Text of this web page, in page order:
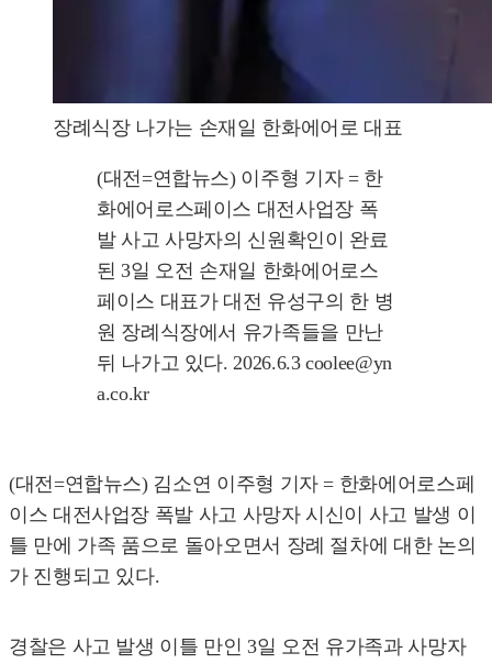
장례식장 나가는 손재일 한화에어로 대표
(대전=연합뉴스) 이주형 기자 = 한
화에어로스페이스 대전사업장 폭
발 사고 사망자의 신원확인이 완료
된 3일 오전 손재일 한화에어로스
페이스 대표가 대전 유성구의 한 병
원 장례식장에서 유가족들을 만난
뒤 나가고 있다. 2026.6.3 coolee@yn
a.co.kr
(대전=연합뉴스) 김소연 이주형 기자 = 한화에어로스페
이스 대전사업장 폭발 사고 사망자 시신이 사고 발생 이
틀 만에 가족 품으로 돌아오면서 장례 절차에 대한 논의
가 진행되고 있다.
경찰은 사고 발생 이틀 만인 3일 오전 유가족과 사망자